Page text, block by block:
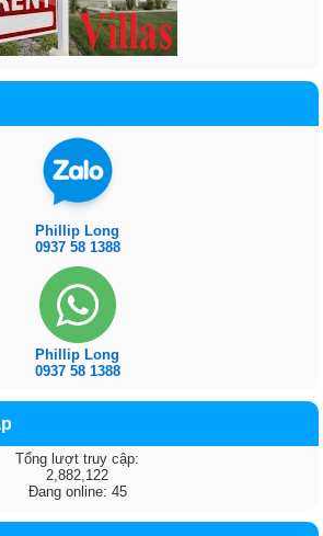
Phillip Long
0937 58 1388
Phillip Long
0937 58 1388
Tổng lượt truy cập:
2,882,122
Đang online: 45